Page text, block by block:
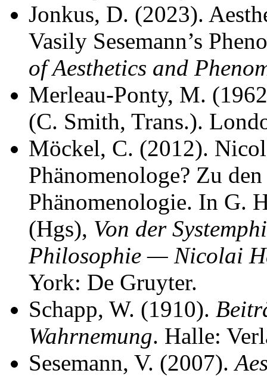
Jonkus, D. (2023).
Vasily Sesemann’s
of Aesthetics and
Merleau-Ponty, M.
(C. Smith, Trans.).
Möckel, C. (2012).
Phänomenologe? Zu
Phänomenologie. In G.
(Hgs), Von der
Philosophie — Nicolai
York: De Gruyter.
Schapp, W. (1910).
Wahrnemung. Halle:
Sesemann, V. (2007).